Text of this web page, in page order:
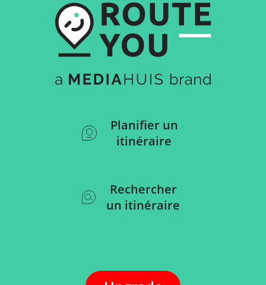
Planifier un
itinéraire
Rechercher
un itinéraire